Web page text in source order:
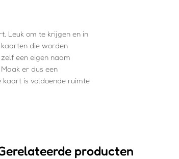
Leuk om te krijgen en in
die worden
een eigen naam
er dus een
is voldoende ruimte
producten